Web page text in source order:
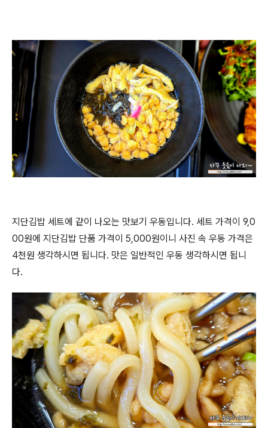
지단김밥 세트에 같이 나오는 맛보기 우동입니다. 세트 가격이 9,0
00원에 지단김밥 단품 가격이 5,000원이니 사진 속 우동 가격은
4천원 생각하시면 됩니다. 맛은 일반적인 우동 생각하시면 됩니
다.